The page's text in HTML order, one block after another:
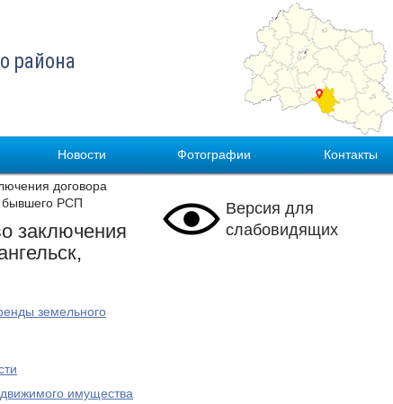
района
Новости Фотографии Контакты
договора
бывшего РСП
заключения
земельного
имущества
Версия для
слабовидящих